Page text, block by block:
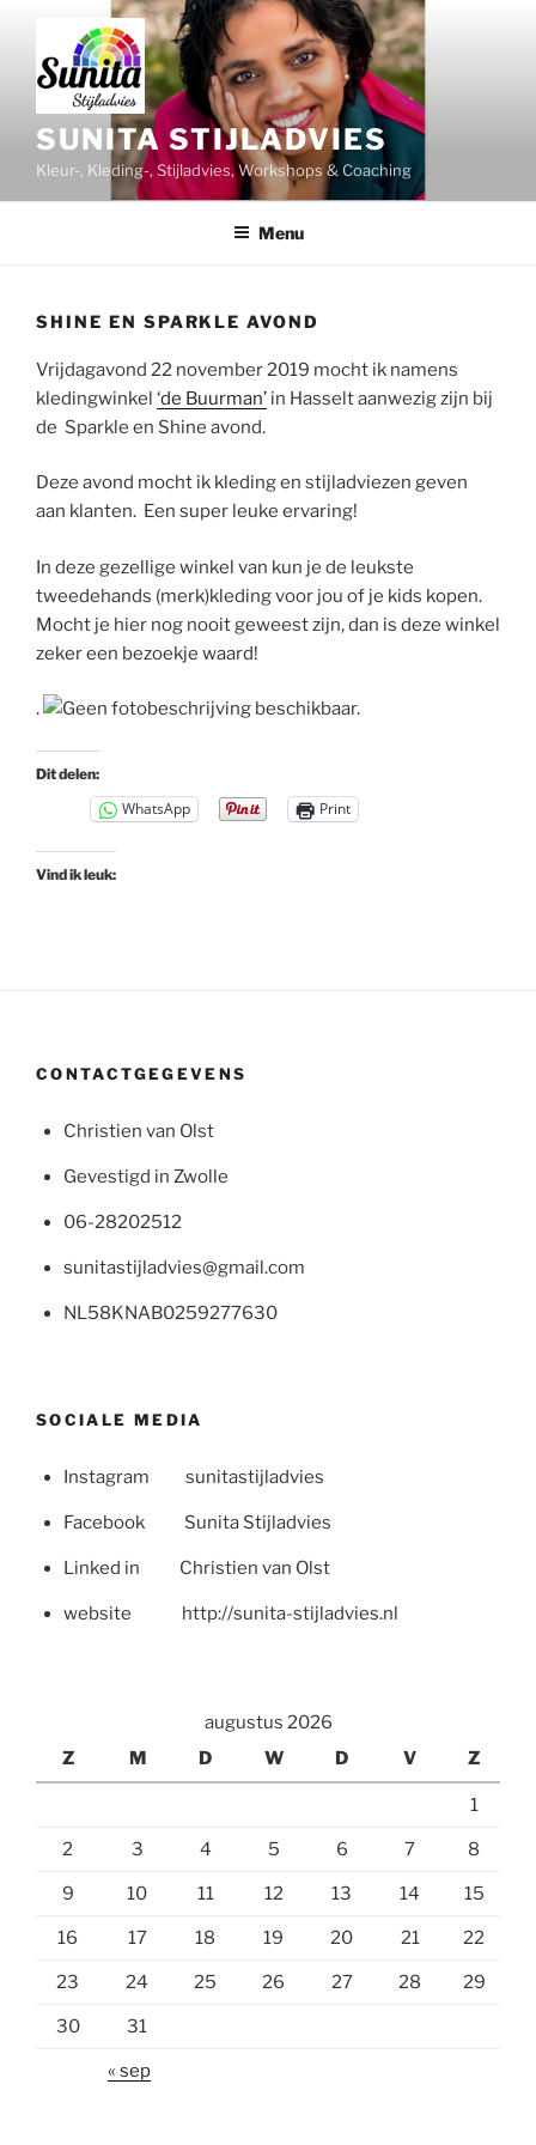
SUNITA STIJLADVIES
Kleur-, Kleding-, Stijladvies, Workshops & Coaching
Menu
SHINE EN SPARKLE AVOND
Vrijdagavond 22 november 2019 mocht ik namens
kledingwinkel ‘de Buurman’ in Hasselt aanwezig zijn bij
de Sparkle en Shine avond.
Deze avond mocht ik kleding en stijladviezen geven
aan klanten. Een super leuke ervaring!
In deze gezellige winkel van kun je de leukste
tweedehands (merk)kleding voor jou of je kids kopen.
Mocht je hier nog nooit geweest zijn, dan is deze winkel
zeker een bezoekje waard!
.
Dit delen:
WhatsApp Print
Vind ik leuk:
CONTACTGEGEVENS
Christien van Olst
Gevestigd in Zwolle
06-28202512
sunitastijladvies@gmail.com
NL58KNAB0259277630
SOCIALE MEDIA
Instagram sunitastijladvies
Facebook Sunita Stijladvies
Linked in Christien van Olst
website http://sunita-stijladvies.nl
augustus 2026
Z
M D W D V Z
1
2 3 4 5 6 7 8
9 10 11 12 13 14 15
16 17 18 19 20 21 22
23 24 25 26 27 28 29
30 31
« sep